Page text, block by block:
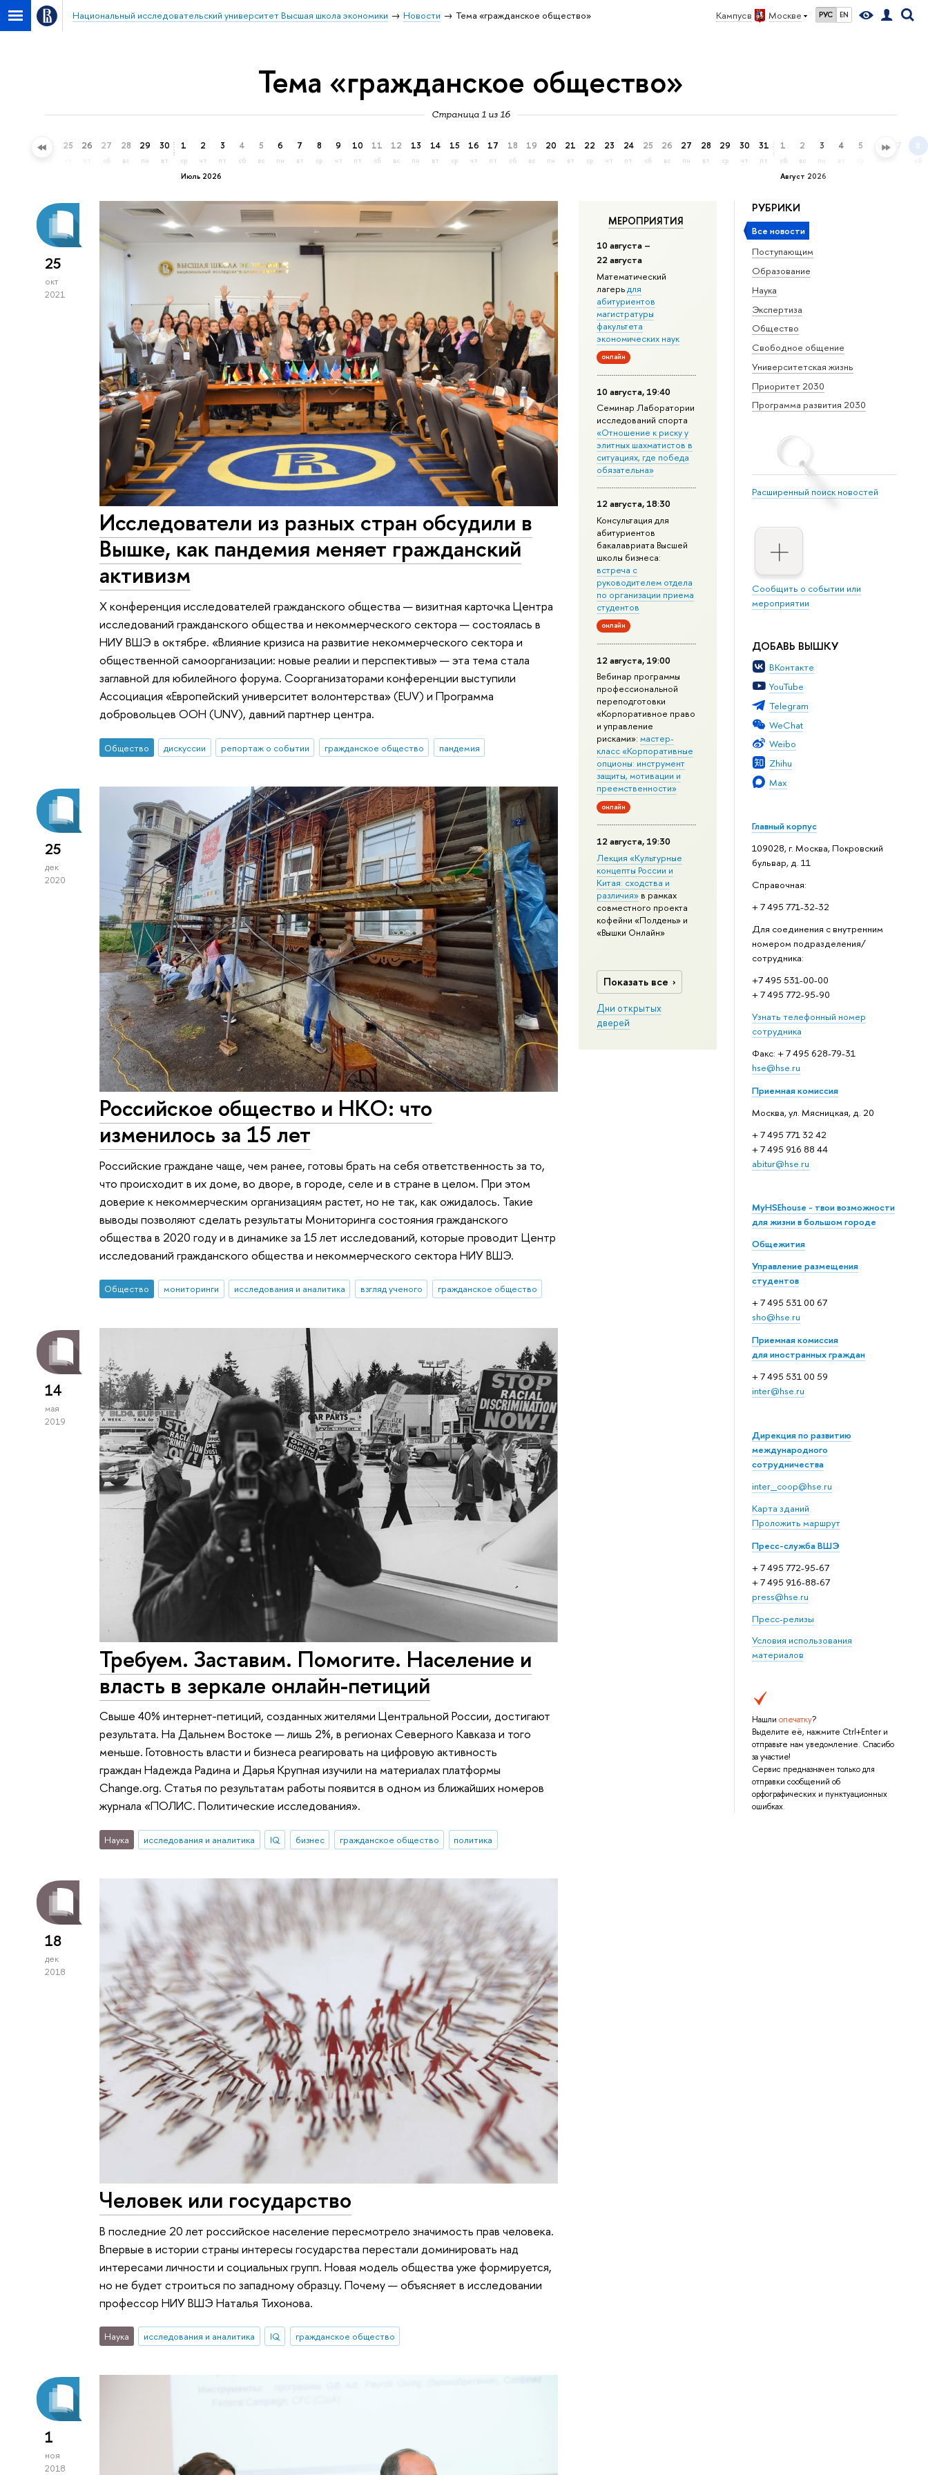
Кампус в Москве РУС EN
Национальный исследовательский университет Высшая школа экономики Новости Тема «гражданское общество»
Тема «гражданское общество»
Страница 1 из 16
24 25 26 27
сб
28
вс
29
пн
30
вт
Июль 2026
1
ср
2
чт
3
пт
4
сб
5
вс
6
пн
7
вт
8
ср
9
чт
10
пт
11
сб
12
вс
13
пн
14
вт
15
ср
16
чт
17
пт
18
сб
19
вс
20
пн
21
вт
22
ср
23
чт
24
пт
25
сб
26
вс
27
пн
28
вт
29
ср
30
чт
31
пт
Август 2026
1
сб
2
вс
3
пн
4 5 6 7 8
сб
РУБРИКИ
Все новости
Поступающим
Образование
Наука
Экспертиза
Общество
Свободное общение
Университетская жизнь
Приоритет 2030
Программа развития 2030
Расширенный поиск новостей
Сообщить о событии или
мероприятии
ДОБАВЬ ВЫШКУ
ВКонтакте
YouTube
Telegram
WeChat
Weibo
Zhihu
Max
Главный корпус
109028, г. Москва, Покровский
бульвар, д. 11
Справочная:
+ 7 495 771-32-32
Для соединения с внутренним
номером подразделения/
сотрудника:
+7 495 531-00-00
+ 7 495 772-95-90
Узнать телефонный номер
сотрудника
Факс: + 7 495 628-79-31
hse@hse.ru
Приемная комиссия
Москва, ул. Мясницкая, д. 20
+ 7 495 771 32 42
+ 7 495 916 88 44
abitur@hse.ru
MyHSEhouse - твои возможности
для жизни в большом городе
Общежития
Управление размещения
студентов
+ 7 495 531 00 67
sho@hse.ru
Приемная комиссия
для иностранных граждан
+ 7 495 531 00 59
inter@hse.ru
Дирекция по развитию
международного
сотрудничества
inter_coop@hse.ru
Карта зданий
Проложить маршрут
Пресс-служба ВШЭ
+ 7 495 772-95-67
+ 7 495 916-88-67
press@hse.ru
Пресс-релизы
Условия использования
материалов
Нашли опечатку?
Выделите её, нажмите Ctrl+Enter и
отправьте нам уведомление. Спасибо
за участие!
Сервис предназначен только для
отправки сообщений об
орфографических и пунктуационных
ошибках.
МЕРОПРИЯТИЯ
10 августа –
22 августа
Математический
лагерьдля
абитуриентов
магистратуры
факультета
экономических наук
онлайн
10 августа, 19:40
Семинар Лаборатории
исследований спорта
«Отношение к риску у
элитных шахматистов в
ситуациях, где победа
обязательна»
12 августа, 18:30
Консультация для
абитуриентов
бакалавриата Высшей
школы бизнеса:
встреча с
руководителем отдела
по организации приема
студентов
онлайн
12 августа, 19:00
Вебинар программы
профессиональной
переподготовки
«Корпоративное право
и управление
рисками»: мастер-
класс «Корпоративные
опционы: инструмент
защиты, мотивации и
преемственности»
онлайн
12 августа, 19:30
Лекция «Культурные
концепты России и
Китая: сходства и
различия»в рамках
совместного проекта
кофейни «Полдень» и
«Вышки Онлайн»
Показать все
Дни открытых
дверей
25
окт
2021
Исследователи из разных стран обсудили в
Вышке, как пандемия меняет гражданский
активизм
X конференция исследователей гражданского общества — визитная карточка Центра
исследований гражданского общества и некоммерческого сектора — состоялась в
НИУ ВШЭ в октябре. «Влияние кризиса на развитие некоммерческого сектора и
общественной самоорганизации: новые реалии и перспективы» — эта тема стала
заглавной для юбилейного форума. Соорганизаторами конференции выступили
Ассоциация «Европейский университет волонтерства» (EUV) и Программа
добровольцев ООН (UNV), давний партнер центра.
Общество дискуссии репортаж о событии гражданское общество пандемия
25
дек
2020
Российское общество и НКО: что
изменилось за 15 лет
Российские граждане чаще, чем ранее, готовы брать на себя ответственность за то,
что происходит в их доме, во дворе, в городе, селе и в стране в целом. При этом
доверие к некоммерческим организациям растет, но не так, как ожидалось. Такие
выводы позволяют сделать результаты Мониторинга состояния гражданского
общества в 2020 году и в динамике за 15 лет исследований, которые проводит Центр
исследований гражданского общества и некоммерческого сектора НИУ ВШЭ.
Общество мониторинги исследования и аналитика взгляд ученого гражданское общество
14
мая
2019
Требуем. Заставим. Помогите. Население и
власть в зеркале онлайн-петиций
Свыше 40% интернет-петиций, созданных жителями Центральной России, достигают
результата. На Дальнем Востоке — лишь 2%, в регионах Северного Кавказа и того
меньше. Готовность власти и бизнеса реагировать на цифровую активность
граждан Надежда Радина и Дарья Крупная изучили на материалах платформы
Change.org. Статья по результатам работы появится в одном из ближайших номеров
журнала «ПОЛИС. Политические исследования».
Наука исследования и аналитика IQ бизнес гражданское общество политика
18
дек
2018
Человек или государство
В последние 20 лет российское население пересмотрело значимость прав человека.
Впервые в истории страны интересы государства перестали доминировать над
интересами личности и социальных групп. Новая модель общества уже формируется,
но не будет строиться по западному образцу. Почему — объясняет в исследовании
профессор НИУ ВШЭ Наталья Тихонова.
Наука исследования и аналитика IQ гражданское общество
1
ноя
2018